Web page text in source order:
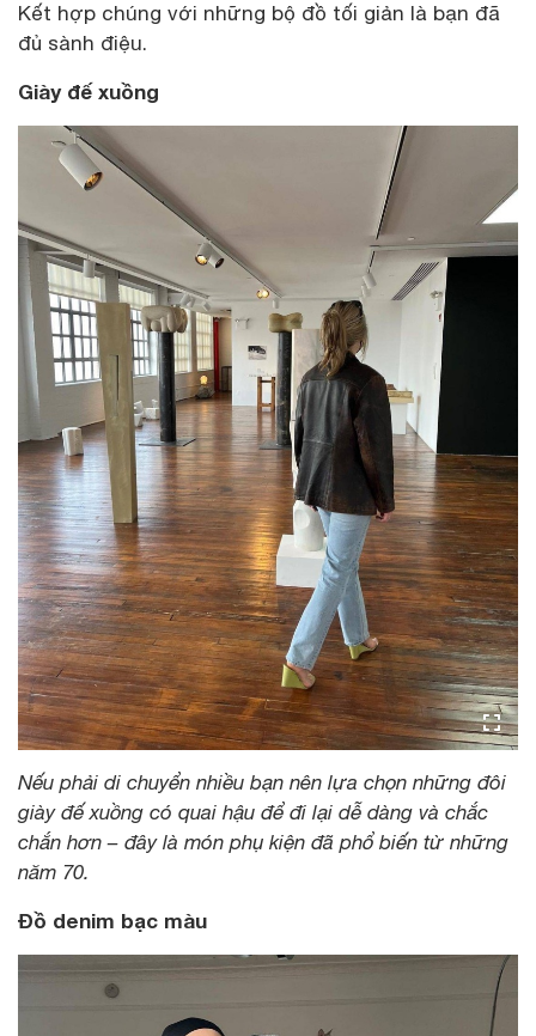
Kết hợp chúng với những bộ đồ tối giản là bạn đã
đủ sành điệu.
Giày đế xuồng
Nếu phải di chuyển nhiều bạn nên lựa chọn những đôi
giày đế xuồng có quai hậu để đi lại dễ dàng và chắc
chắn hơn – đây là món phụ kiện đã phổ biến từ những
năm 70.
Đồ denim bạc màu